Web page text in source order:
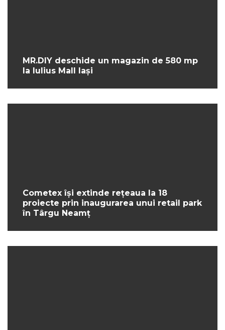
MR.DIY deschide un magazin de 580 mp
la Iulius Mall Iași
Cometex își extinde rețeaua la 18
proiecte prin inaugurarea unui retail park
în Târgu Neamț